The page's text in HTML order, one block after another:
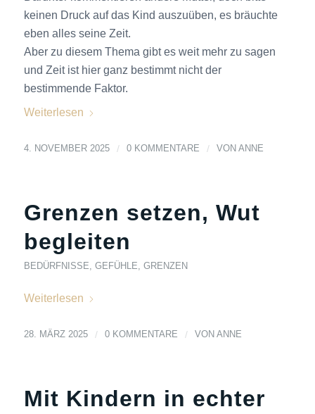
keinen Druck auf das Kind auszuüben, es bräuchte
eben alles seine Zeit.
Aber zu diesem Thema gibt es weit mehr zu sagen
und Zeit ist hier ganz bestimmt nicht der
bestimmende Faktor.
Weiterlesen
4. NOVEMBER 2025 / 0 KOMMENTARE / VON ANNE
Grenzen setzen, Wut
begleiten
BEDÜRFNISSE, GEFÜHLE, GRENZEN
Weiterlesen
28. MÄRZ 2025 / 0 KOMMENTARE / VON ANNE
Mit Kindern in echter